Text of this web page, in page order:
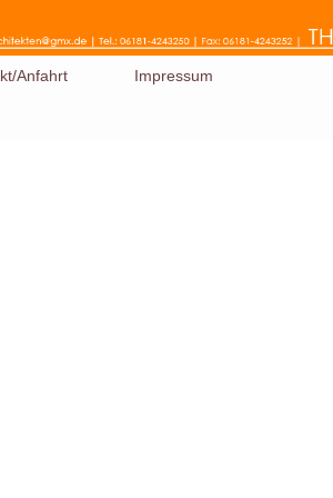
Anfahrt Impressum